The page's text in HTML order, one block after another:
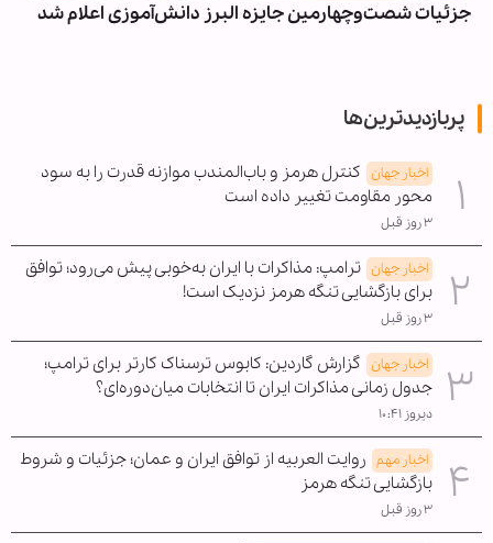
جزئیات شصت‌وچهارمین جایزه البرز دانش‌آموزی اعلام شد
پربازدیدترین‌ها
اخبار جهان کنترل هرمز و باب‌المندب موازنه قدرت را به سود
محور مقاومت تغییر داده است
۳ روز قبل
اخبار جهان ترامپ: مذاکرات با ایران به‌خوبی پیش می‌رود؛ توافق
برای بازگشایی تنگه هرمز نزدیک است!
۳ روز قبل
اخبار جهان گزارش گاردین: کابوس ترسناک کارتر برای ترامپ؛
جدول زمانی مذاکرات ایران تا انتخابات میان‌دوره‌ای؟
دیروز ۱۰:۴۱
اخبار مهم روایت العربیه از توافق ایران و عمان؛ جزئیات و شروط
بازگشایی تنگه هرمز
۳ روز قبل